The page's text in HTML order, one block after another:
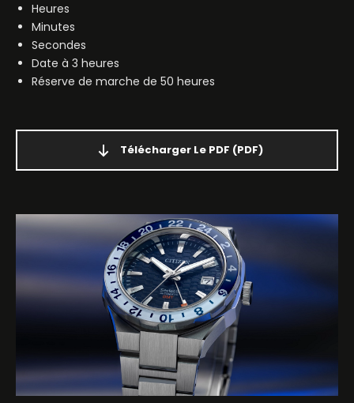
Heures
Minutes
Secondes
Date à 3 heures
Réserve de marche de 50 heures
Télécharger Le PDF (PDF)